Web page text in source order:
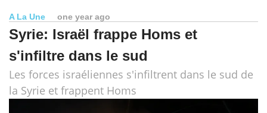
A La Une one year ago
Syrie: Israël frappe Homs et
s'infiltre dans le sud
Les forces israéliennes s'infiltrent dans le sud de
la Syrie et frappent Homs